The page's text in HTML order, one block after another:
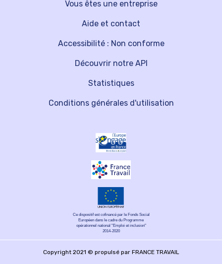
Vous êtes une entreprise
Découvrir notre API
Aide et contact
Statistiques
Accessibilité : Non conforme
Conditions générales d'utilisation
Ce dispositif est cofinancé par le Fonds Social
Européen dans le cadre du Programme
opérationnel national "Emploi et inclusion"
2014-2020
Copyright 2021 © propulsé par FRANCE TRAVAIL